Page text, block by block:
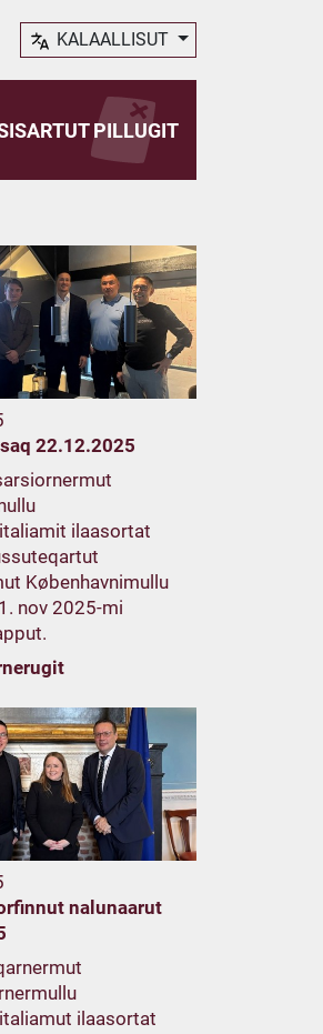
KALAALLISUT
PILLUGIT
22.12.2025
ilaasortat
Københavnimullu
nov 2025-mi
nalunaarut
ilaasortat